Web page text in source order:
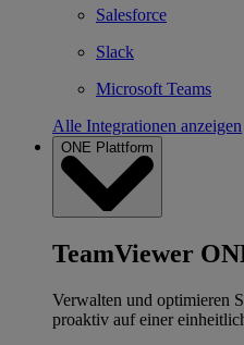
Salesforce
Slack
Microsoft Teams
Alle Integrationen anzeigen
ONE Plattform
TeamViewer
Verwalten und optimieren
proaktiv auf einer